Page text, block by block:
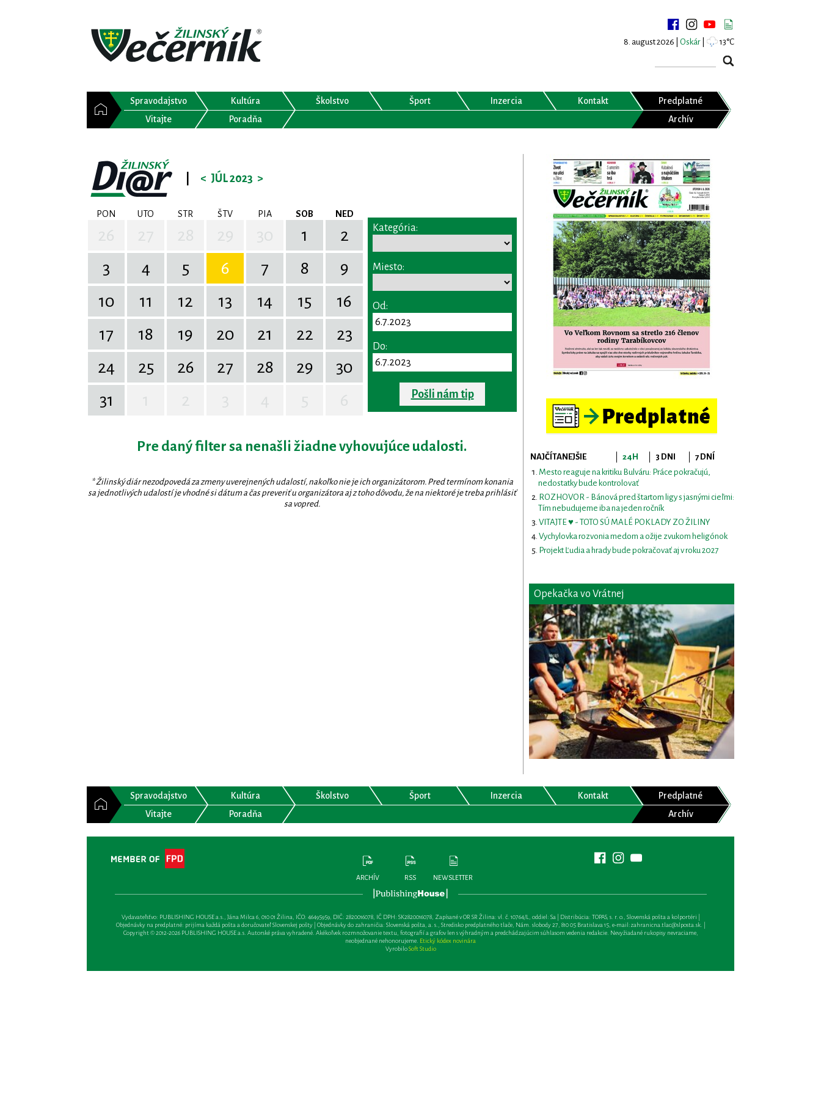
8. august 2026 | Oskár 13°C
Spravodajstvo Kultúra Školstvo Šport Inzercia Kontakt
Predplatné
Vitajte
Poradňa Archív
< JÚL 2023 >
PON UTO STR ŠTV PIA SOB NED
1
2
3
4 5 6 7 8
9
10
11 12 13 14 15
16
17
18 19 20 21 22
23
24
25 26 27 28 29
30
31
Kategória:
Miesto:
Od:
Do:
Pošli nám tip
Pre daný filter sa nenašli žiadne vyhovujúce udalosti.
* Žilinský diár nezodpovedá za zmeny uverejnených udalostí, nakoľko nie je ich organizátorom. Pred termínom konania
sa jednotlivých udalostí je vhodné si dátum a čas preveriť u organizátora aj z toho dôvodu, že na niektoré je treba prihlásiť
sa vopred.
NAJČÍTANEJŠIE 24H 3 DNI
7 DNÍ
Mesto reaguje na kritiku Bulváru: Práce pokračujú,
nedostatky bude kontrolovať
ROZHOVOR - Bánová pred štartom ligy s jasnými cieľmi:
Tím nebudujeme iba na jeden ročník
VITAJTE ♥ - TOTO SÚ MALÉ POKLADY ZO ŽILINY
Vychylovka rozvonia medom a ožije zvukom heligónok
Projekt Ľudia a hrady bude pokračovať aj v roku 2027
Opekačka vo Vrátnej
Spravodajstvo Kultúra Školstvo Šport Inzercia Kontakt
Predplatné
Vitajte
Poradňa Archív
ARCHÍV RSS NEWSLETTER
Vydavateľsťvo: PUBLISHING HOUSE a.s., Jána Milca 6, 010 01 Žilina, IČO: 46495959, DIČ: 2820016078, IČ DPH: SK2820016078, Zapísané v OR SR Žilina: vl. č. 10764/L, oddiel: Sa | Distribúcia: TOPAS, s. r. o., Slovenská pošta a kolportéri |
Objednávky na predplatné: prijíma každá pošta a doručovateľ Slovenskej pošty | Objednávky do zahraničia: Slovenská pošta, a. s., Stredisko predplatného tlače, Nám. slobody 27, 810 05 Bratislava 15, e-mail:zahranicna.tlac@slposta.sk. |
Copyright © 2012-2026 PUBLISHING HOUSE a.s. Autorské práva vyhradené. Akékoľvek rozmnožovanie textu, fotografií a grafov len s výhradným a predchádzajúcim súhlasom vedenia redakcie. Nevyžiadané rukopisy nevraciame,
neobjednané nehonorujeme. Etický kódex novinára
VyrobiloSoft Studio